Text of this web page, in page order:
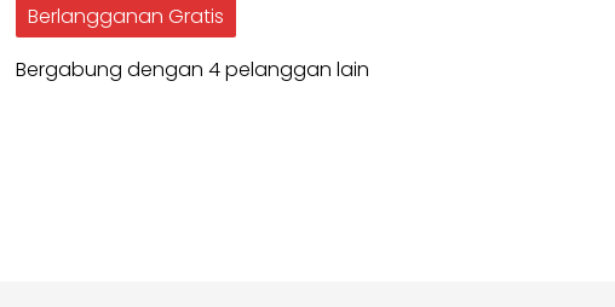
Berlangganan Gratis
Bergabung dengan 4 pelanggan lain